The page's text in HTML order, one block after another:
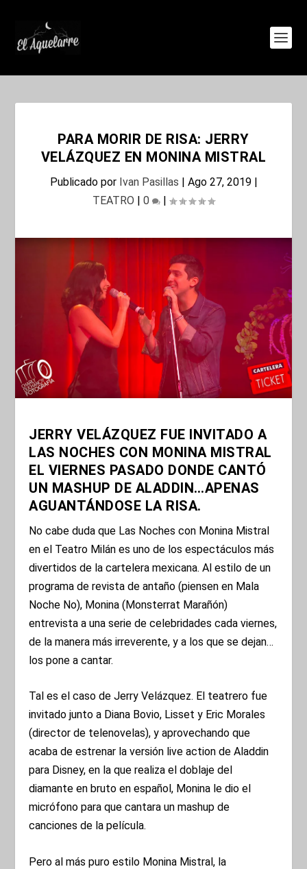
PARA MORIR DE RISA: JERRY
VELÁZQUEZ EN MONINA MISTRAL
Publicado por Ivan Pasillas | Ago 27, 2019|
TEATRO | 0 |
JERRY VELÁZQUEZ FUE INVITADO A
LAS NOCHES CON MONINA MISTRAL
EL VIERNES PASADO DONDE CANTÓ
UN MASHUP DE ALADDIN…APENAS
AGUANTÁNDOSE LA RISA.
No cabe duda que Las Noches con Monina Mistral
en el Teatro Milán es uno de los espectáculos más
divertidos de la cartelera mexicana. Al estilo de un
programa de revista de antaño (piensen en Mala
Noche No), Monina (Monsterrat Marañón)
entrevista a una serie de celebridades cada viernes,
de la manera más irreverente, y a los que se dejan…
los pone a cantar.
Tal es el caso de Jerry Velázquez. El teatrero fue
invitado junto a Diana Bovio, Lisset y Eric Morales
(director de telenovelas), y aprovechando que
acaba de estrenar la versión live action de Aladdin
para Disney, en la que realiza el doblaje del
diamante en bruto en español, Monina le dio el
micrófono para que cantara un mashup de
canciones de la película.
Pero al más puro estilo Monina Mistral, la